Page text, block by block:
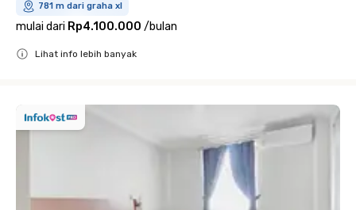
781 m dari graha xl
mulai dari Rp4.100.000 /bulan
Lihat info lebih banyak